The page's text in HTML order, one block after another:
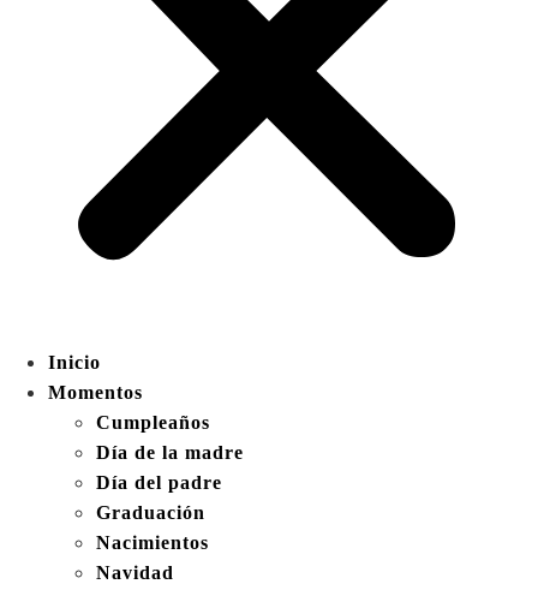
Inicio
Momentos
Cumpleaños
Día de la madre
Día del padre
Graduación
Nacimientos
Navidad